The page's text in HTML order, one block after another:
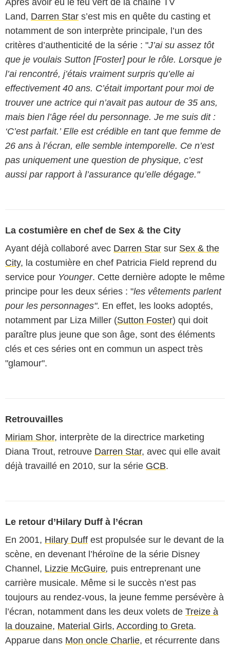
Après avoir eu le feu vert de la chaîne TV
Land, Darren Star s’est mis en quête du casting et
notamment de son interprète principale, l’un des
critères d’authenticité de la série : "J’ai su assez tôt
que je voulais Sutton [Foster] pour le rôle. Lorsque je
l’ai rencontré, j’étais vraiment surpris qu’elle ai
effectivement 40 ans. C’était important pour moi de
trouver une actrice qui n’avait pas autour de 35 ans,
mais bien l’âge réel du personnage. Je me suis dit :
‘C’est parfait.’ Elle est crédible en tant que femme de
26 ans à l’écran, elle semble intemporelle. Ce n’est
pas uniquement une question de physique, c’est
aussi par rapport à l’assurance qu’elle dégage."
La costumière en chef de Sex & the City
Ayant déjà collaboré avec Darren Star sur Sex & the
City, la costumière en chef Patricia Field reprend du
service pour Younger. Cette dernière adopte le même
principe pour les deux séries : "les vêtements parlent
pour les personnages". En effet, les looks adoptés,
notamment par Liza Miller (Sutton Foster) qui doit
paraître plus jeune que son âge, sont des éléments
clés et ces séries ont en commun un aspect très
"glamour".
Retrouvailles
Miriam Shor, interprète de la directrice marketing
Diana Trout, retrouve Darren Star, avec qui elle avait
déjà travaillé en 2010, sur la série GCB.
Le retour d’Hilary Duff à l’écran
En 2001, Hilary Duff est propulsée sur le devant de la
scène, en devenant l’héroïne de la série Disney
Channel, Lizzie McGuire, puis entreprenant une
carrière musicale. Même si le succès n’est pas
toujours au rendez-vous, la jeune femme persévère à
l’écran, notamment dans les deux volets de Treize à
la douzaine, Material Girls, According to Greta.
Apparue dans Mon oncle Charlie, et récurrente dans